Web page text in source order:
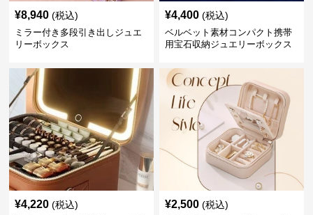
¥8,940 (税込)
ミラー付き多段引き出しジュエ
リーボックス
¥4,400 (税込)
ベルベット素材コンパクト携帯
用宝石収納ジュエリーボックス
¥4,220 (税込) ¥2,500 (税込)